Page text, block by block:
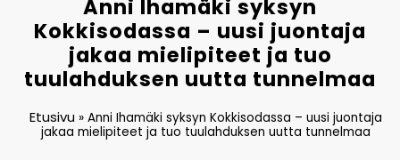
Anni Ihamäki syksyn
Kokkisodassa – uusi juontaja
jakaa mielipiteet ja tuo
tuulahduksen uutta tunnelmaa
Etusivu »Anni Ihamäki syksyn Kokkisodassa – uusi juontaja
jakaa mielipiteet ja tuo tuulahduksen uutta tunnelmaa